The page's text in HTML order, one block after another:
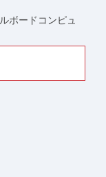
ボードコンピュ